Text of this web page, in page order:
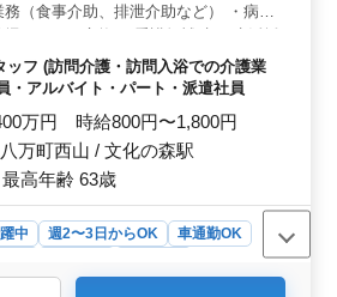
務可能な方を優遇し、働きやすさ
しています。安定した雇用と充実
長期的なキャリアを築ける場を提
務（食事介助、排泄介助など） ・病室
移動介助 ・入居者の健康管理 ・身体機
維持・回復サポート ・介護記録作成 ・
完備 年齢より経験重視です◎ まずは、
軽にお問い合わせください♩
ッフ (訪問介護・訪問入浴での介護業
・アルバイト・パート・派遣社員
万円 時給800円〜1,800円
万町西山 / 文化の森駅
高年齢 63歳
中 週2〜3日からOK
車通勤OK
介護福祉士・介護スタッフ